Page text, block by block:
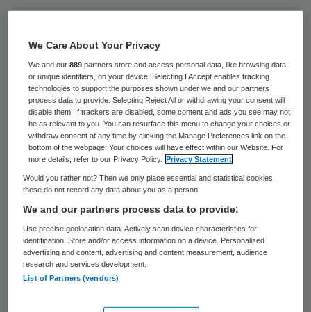
TweeSteden ziekenhuis in Tilburg een
patiënt belaagden met een nepwapen en
een gummiknuppel, zijn donderdag
veroordeeld tot 200 uur werkstraf en 4
maanden voorwaardelijke gevangenisstraf.
Een vrouw die bij hen was, werd door de
rechtbank in Breda vrijgesproken.
slachtoffer bij een ruzie zou zijn verwond op
de Tilburgse kermis. Volgens hen deed de
politie niks en kwamen ze daarom zelf in
actie. De verwondingen die de patiënt, die
We Care About Your Privacy
We and our889 partners store and access personal data, like browsing data
or unique identifiers, on your device. Selecting I Accept enables tracking
technologies to support the purposes shown under we and our partners
process data to provide. Selecting Reject All or withdrawing your consent will
disable them. If trackers are disabled, some content and ads you see may not
be as relevant to you. You can resurface this menu to change your choices or
withdraw consent at any time by clicking the Manage Preferences link on the
bottom of the webpage. Your choices will have effect within our Website. For
more details, refer to our Privacy Policy.
Privacy Statement
Would you rather not? Then we only place essential and statistical cookies,
these do not record any data about you as a person
We and our partners process data to provide:
Use precise geolocation data. Actively scan device characteristics for
identification. Store and/or access information on a device. Personalised
advertising and content, advertising and content measurement, audience
research and services development.
List of Partners (vendors)